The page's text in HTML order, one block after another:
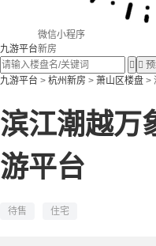
微信小程序
九游平台新房
 
九游平台 > 杭州新房 > 萧山区楼盘 >
滨江潮越万
游平台
待售 住宅